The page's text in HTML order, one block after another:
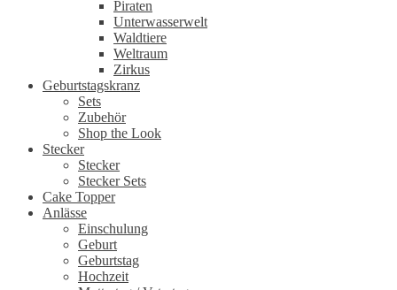
Piraten
Unterwasserwelt
Waldtiere
Weltraum
Zirkus
Geburtstagskranz
Sets
Zubehör
Shop the Look
Stecker
Stecker
Stecker Sets
Cake Topper
Anlässe
Einschulung
Geburt
Geburtstag
Hochzeit